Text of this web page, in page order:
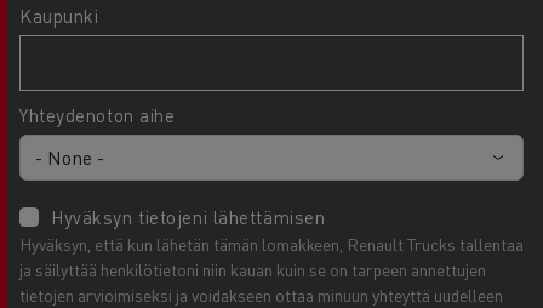
Kaupunki
Yhteydenoton aihe
Hyväksyn tietojeni lähettämisen
Hyväksyn, että kun lähetän tämän lomakkeen, Renault Trucks tallentaa
ja säilyttää henkilötietoni niin kauan kuin se on tarpeen annettujen
tietojen arvioimiseksi ja voidakseen ottaa minuun yhteyttä uudelleen